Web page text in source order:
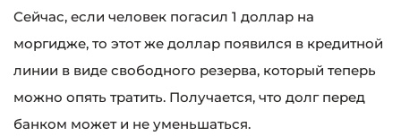
Сейчас, если человек погасил 1 доллар на
моргидже, то этот же доллар появился в кредитной
линии в виде свободного резерва, который теперь
можно опять тратить. Получается, что долг перед
банком может и не уменьшаться.